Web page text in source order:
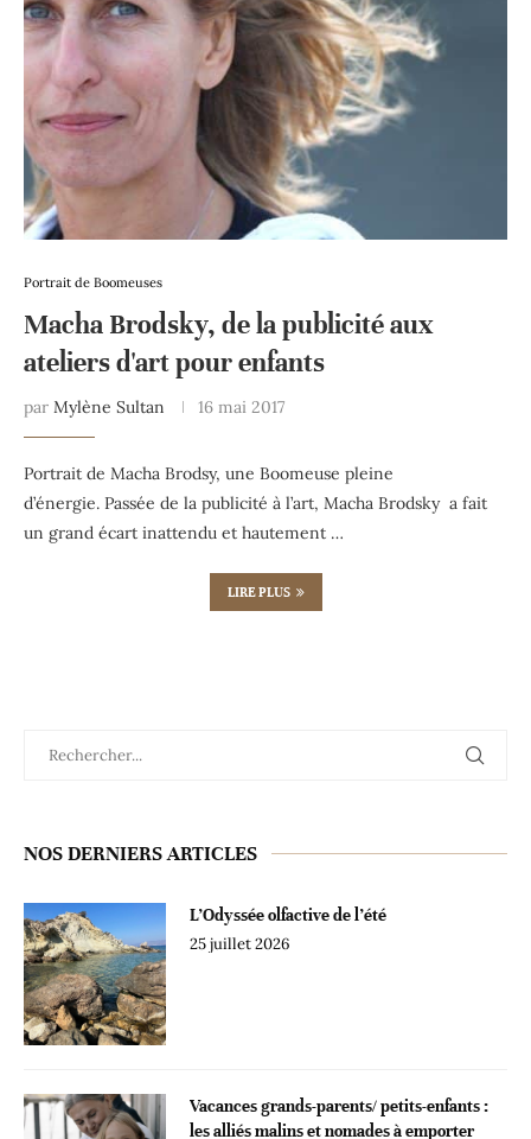
Portrait de Boomeuses
Macha Brodsky, de la publicité aux
ateliers d'art pour enfants
par Mylène Sultan 16 mai 2017
Portrait de Macha Brodsy, une Boomeuse pleine
d’énergie. Passée de la publicité à l’art, Macha Brodsky a fait
un grand écart inattendu et hautement …
LIRE PLUS
NOS DERNIERS ARTICLES
L’Odyssée olfactive de l’été
25 juillet 2026
Vacances grands-parents/ petits-enfants :
les alliés malins et nomades à emporter